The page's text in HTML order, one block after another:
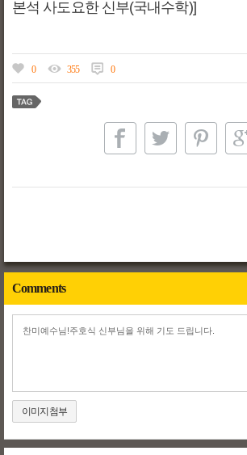
본석 사도요한 신부(국내수학)]
0 355 0
Comments
이미지첨부